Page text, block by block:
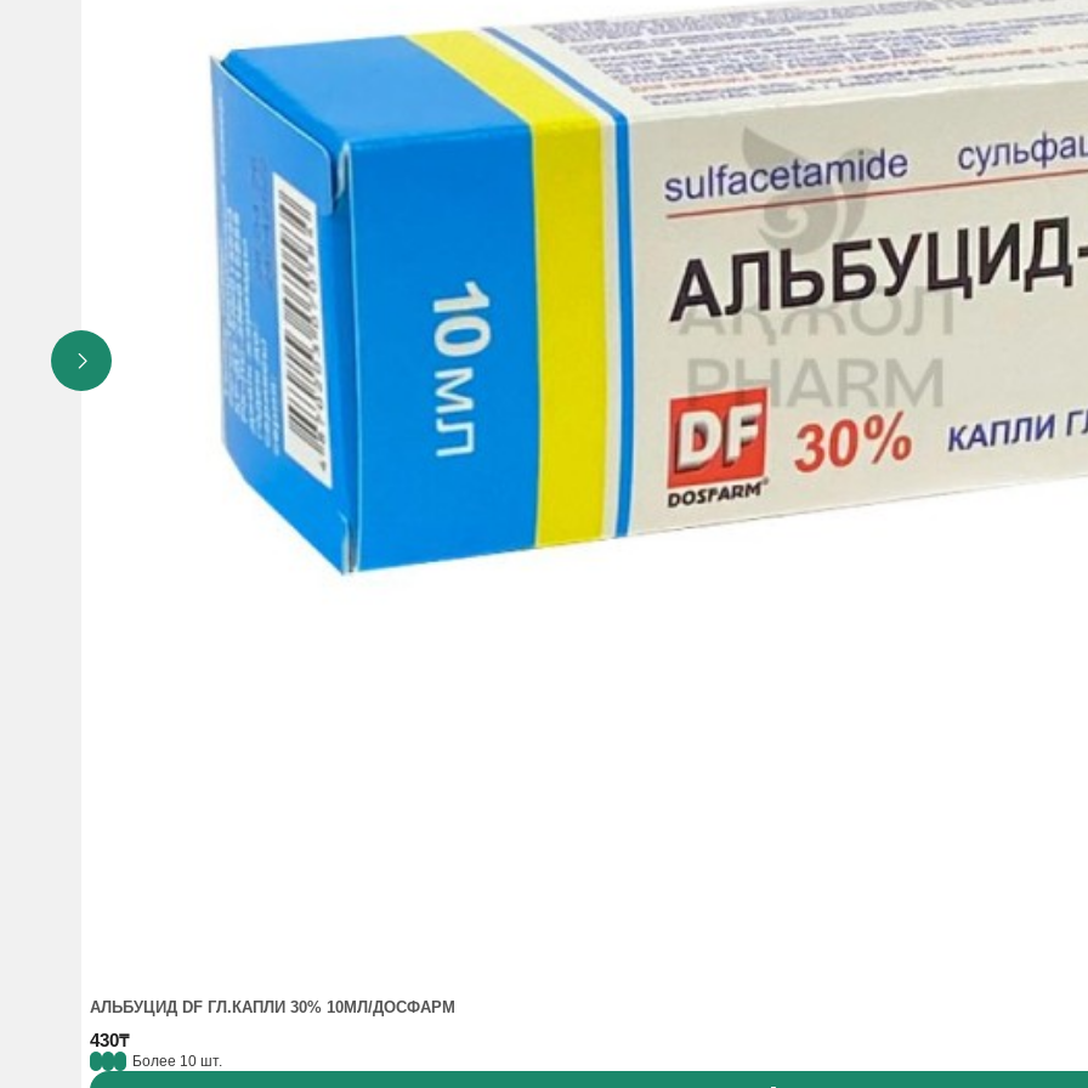
АЛЬБУЦИД DF ГЛ.КАПЛИ 30% 10МЛ/ДОСФАРМ
430₸
Более 10 шт.